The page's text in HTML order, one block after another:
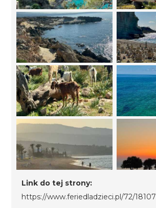
Link do tej strony:
https://www.feriedladzieci.pl/72/18107